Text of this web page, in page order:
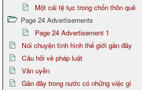
Một cái tệ tục trong chốn thôn quê
Page 24 Advertisements
Page 24 Advertisement 1
Nói chuyện tình hình thế giới gần đây
Câu hỏi về pháp luật
Văn uyễn
Gần đây trong nước có những việc gì